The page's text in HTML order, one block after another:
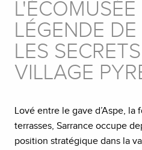
LÉGENDE
LES
VILLAGE
Lové entre le gave d’Aspe, la
terrasses, Sarrance occupe
position stratégique dans la